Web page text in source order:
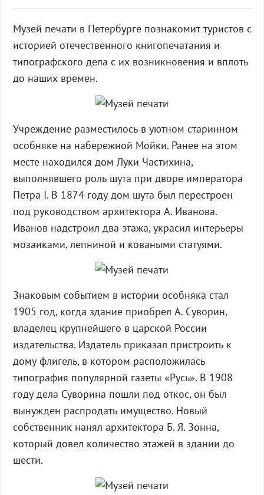
Музей печати в Петербурге познакомит туристов с
историей отечественного книгопечатания и
типографского дела с их возникновения и вплоть
до наших времен.
Учреждение разместилось в уютном старинном
особняке на набережной Мойки. Ранее на этом
месте находился дом Луки Частихина,
выполнявшего роль шута при дворе императора
Петра I. В 1874 году дом шута был перестроен
под руководством архитектора А. Иванова.
Иванов надстроил два этажа, украсил интерьеры
мозаиками, лепниной и коваными статуями.
Знаковым событием в истории особняка стал
1905 год, когда здание приобрел А. Суворин,
владелец крупнейшего в царской России
издательства. Издатель приказал пристроить к
дому флигель, в котором расположилась
типография популярной газеты «Русь». В 1908
году дела Суворина пошли под откос, он был
вынужден распродать имущество. Новый
собственник нанял архитектора Б. Я. Зонна,
который довел количество этажей в здании до
шести.